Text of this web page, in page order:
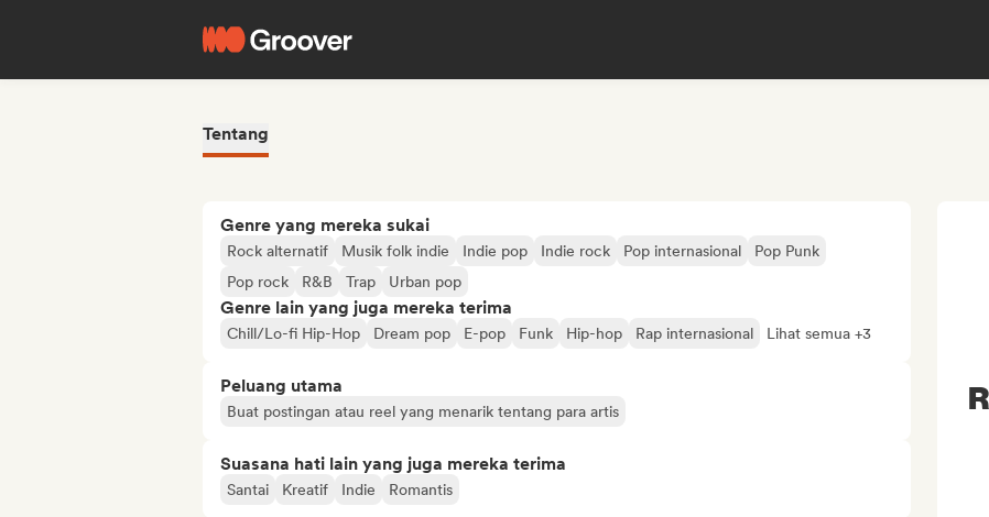
Tentang
Genre yang mereka sukai
Rock alternatif Musik folk indie Indie pop Indie rock Pop internasional
Pop Punk
Pop rock
R&B Trap Urban pop
Genre lain yang juga mereka terima
Chill/Lo-fi Hip-Hop Dream pop E-pop Funk Hip-hop Rap internasional Lihat semua +3
Peluang utama
Buat postingan atau reel yang menarik tentang para artis
Suasana hati lain yang juga mereka terima
Santai Kreatif Indie Romantis